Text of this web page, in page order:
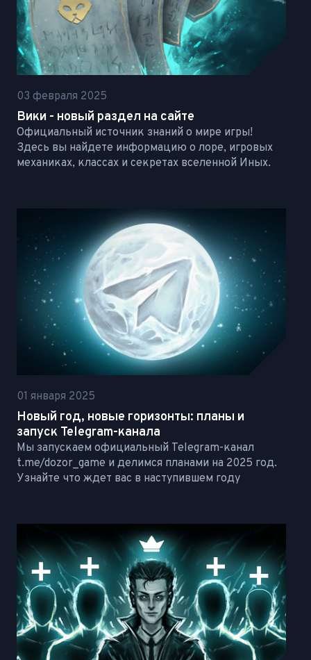
03 февраля 2025
Вики - новый раздел на сайте
Официальный источник знаний о мире игры!
Здесь вы найдете информацию о лоре, игровых
механиках, классах и секретах вселенной Иных.
01 января 2025
Новый год, новые горизонты: планы и
запуск Telegram-канала
Мы запускаем официальный Telegram-канал
t.me/dozor_game и делимся планами на 2025 год.
Узнайте что ждет вас в наступившем году